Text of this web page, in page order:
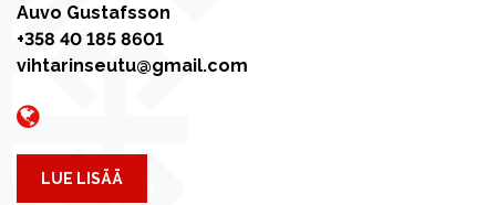
Auvo Gustafsson
+358 40 185 8601
vihtarinseutu@gmail.com
LUE LISÄÄ